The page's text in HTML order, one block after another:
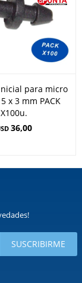
para micro
x 3 mm PACK
X100u.
36,00
SUSCRIBIRME